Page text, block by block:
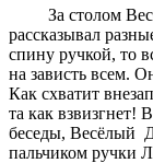
За столом
рассказывал
спину ручкой, то
на зависть всем.
Как схватит
та как взвизгнет!
беседы, Весёлый
пальчиком ручки